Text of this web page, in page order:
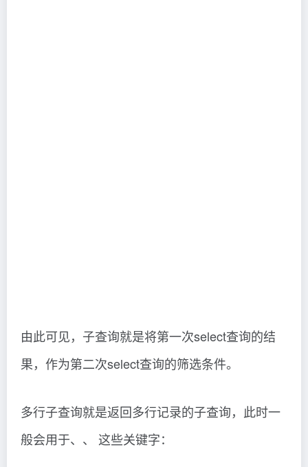
由此可见，子查询就是将第一次select查询的结
果，作为第二次select查询的筛选条件。
多行子查询就是返回多行记录的子查询，此时一
般会用于、、 这些关键字：